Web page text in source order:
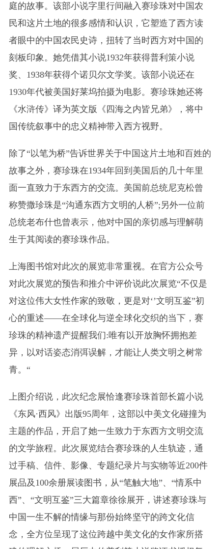
庭的故事。该部小说字里行间融入赛珍珠对中国农
民和这片土地的很多感情和认识，它塑造了西方读
者眼中的中国农民史诗，扭转了当时西方对中国的
刻板印象。她凭借其小说1932年获得普利策小说
奖、1938年获得个诺贝尔文学奖。该部小说还在
1930年代被美国好莱坞拍摄为电影。赛珍珠她还将
《水浒传》译为英文版《四海之内皆兄弟》，将中
国传统叙事中的忠义精神带入西方视野。
除了“以笔为桥”告诉世界关于中国这片土地和百姓的
故事之外，赛珍珠在1934年回到美国后的几十年里
面一直致力于东西方的交流。美国前总统尼克松曾
称赞撒珍珠是“沟通东西方文明的人桥”;另外一位前
总统老布什也曾表示，他对中国的亲切感与理解萌
生于其阅读的赛珍珠作品。
上海图书馆对此次的展览非常重视。在官方公众号
对此次展览的预告和推介中评价说此次展览“不仅是
对这位伟大女性作家的致敬，更是对‘’文明互鉴”初
心的重述——在全球化与逆全球化交织的当下，赛
珍珠的精神遗产提醒我们:唯有以开放胸怀拥抱差
异，以对话姿态消弭误解，才能让人类文明之树常
青。“
上图介绍说，此次纪念展恰逢赛珍珠首部长篇小说
《东风·西风》出版95周年，这部以中美文化碰撞为
主题的作品，开启了她一生致力于东西方文明交流
的文学旅程。此次展览结合赛珍珠的人生轨迹，通
过手稿、信件、影像、专题纪录片与实物等近200件
展品及100余册展读图书，从“笔触大地”、“情系中
西”、“文明互鉴”三大篇章徐徐展开，讲述赛珍珠与
中国一生不解的情缘与那份始终坚守的跨文化信
念，全方位呈现了这位跨越中美文化的女作家所搭